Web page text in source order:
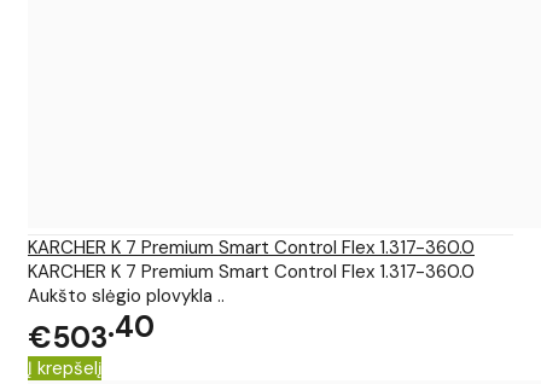
KARCHER K 7 Premium Smart Control Flex 1.317-360.0
KARCHER K 7 Premium Smart Control Flex 1.317-360.0
Aukšto slėgio plovykla ..
€503 40
Į krepšelį